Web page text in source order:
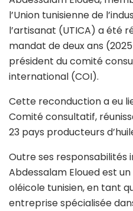
l’Union tunisienne de
l’artisanat (UTICA) a été
mandat de deux ans
président du comité
international (COI).
Cette reconduction a eu
Comité consultatif,
23 pays producteurs
Outre ses responsabilités
Abdessalam Eloued est
oléicole tunisien, en tant
entreprise spécialisée